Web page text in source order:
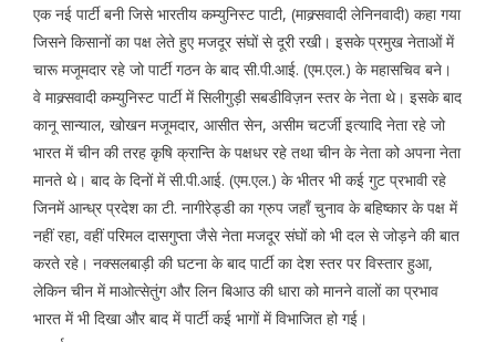
एक नई पार्टी बनी जिसे भारतीय कम्युनिस्ट पाटी, (माक्र्सवादी लेनिनवादी) कहा गया
जिसने किसानों का पक्ष लेते हुए मजदूर संघों से दूरी रखी। इसके प्रमुख नेताओं में
चारू मजूमदार रहे जो पार्टी गठन के बाद सी.पी.आई. (एम.एल.) के महासचिव बने।
वे माक्र्सवादी कम्युनिस्ट पार्टी में सिलीगुड़ी सबडीविज़न स्तर के नेता थे। इसके बाद
कानू सान्याल, खोखन मजूमदार, आसीत सेन, असीम चटर्जी इत्यादि नेता रहे जो
भारत में चीन की तरह कृषि क्रान्ति के पक्षधर रहे तथा चीन के नेता को अपना नेता
मानते थे। बाद के दिनों में सी.पी.आई. (एम.एल.) के भीतर भी कई गुट प्रभावी रहे
जिनमें आन्ध्र प्रदेश का टी. नागीरेड्डी का ग्रुप जहाँ चुनाव के बहिष्कार के पक्ष में
नहीं रहा, वहीं परिमल दासगुप्ता जैसे नेता मजदूर संघों को भी दल से जोड़ने की बात
करते रहे। नक्सलबाड़ी की घटना के बाद पार्टी का देश स्तर पर विस्तार हुआ,
लेकिन चीन में माओत्सेतुंग और लिन बिआउ की धारा को मानने वालों का प्रभाव
भारत में भी दिखा और बाद में पार्टी कई भागों में विभाजित हो गई।